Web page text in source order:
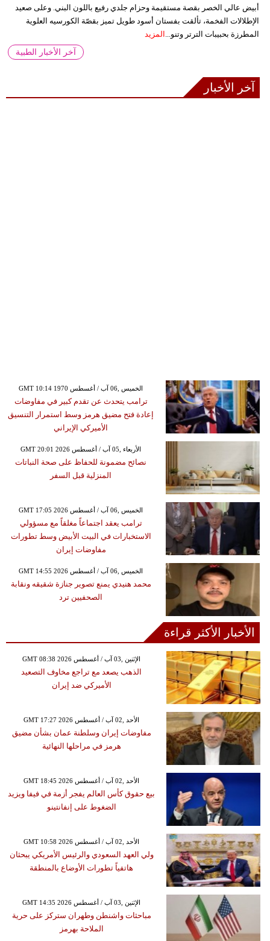
أبيض عالي الخصر بقصة مستقيمة وحزام جلدي رفيع باللون البني. وعلى صعيد
الإطلالات الفخمة، تألقت بفستان أسود طويل تميز بقصّة الكورسيه العلوية
المطرزة بحبيبات الترتر وتنو... المزيد
آخر الأخبار الطبية
آخر الأخبار
GMT 10:14 1970 الخميس ,06 آب / أغسطس
ترامب يتحدث عن تقدم كبير في مفاوضات
إعادة فتح مضيق هرمز وسط استمرار التنسيق
الأميركي الإيراني
GMT 20:01 2026 الأربعاء ,05 آب / أغسطس
نصائح مضمونة للحفاظ على صحة النباتات
المنزلية قبل السفر
GMT 17:05 2026 الخميس ,06 آب / أغسطس
ترامب يعقد اجتماعاً مغلقاً مع مسؤولي
الاستخبارات في البيت الأبيض وسط تطورات
مفاوضات إيران
GMT 14:55 2026 الخميس ,06 آب / أغسطس
محمد هنيدي يمنع تصوير جنازة شقيقه ونقابة
الصحفيين ترد
الأخبار الأكثر قراءة
GMT 08:38 2026 الإثنين ,03 آب / أغسطس
الذهب يصعد مع تراجع مخاوف التصعيد
الأميركي ضد إيران
GMT 17:27 2026 الأحد ,02 آب / أغسطس
مفاوضات إيران وسلطنة عمان بشأن مضيق
هرمز في مراحلها النهائية
GMT 18:45 2026 الأحد ,02 آب / أغسطس
بيع حقوق كأس العالم يفجر أزمة في فيفا ويزيد
الضغوط على إنفانتينو
GMT 10:58 2026 الأحد ,02 آب / أغسطس
ولي العهد السعودي والرئيس الأمريكي يبحثان
هاتفياً تطورات الأوضاع بالمنطقة
GMT 14:35 2026 الإثنين ,03 آب / أغسطس
مباحثات واشنطن وطهران ستركز على حرية
الملاحة بهرمز